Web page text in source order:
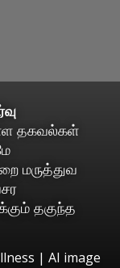
தகவல்கள்
மருத்துவ
தகுந்த
| AI image